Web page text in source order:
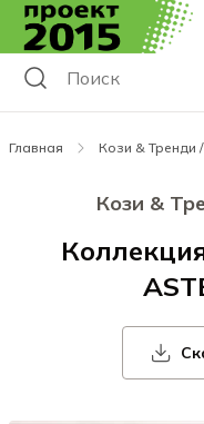
Главная Кози & Тренди
Кози &